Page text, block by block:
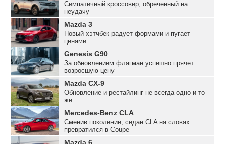
Симпатичный кроссовер, обреченный на
неудачу
Mazda 3
Новый хэтчбек радует формами и пугает
ценами
Genesis G90
За обновлением флагман успешно прячет
возросшую цену
Mazda CX-9
Обновление и рестайлинг не всегда одно и то
же
Mercedes-Benz CLA
Сменив поколение, седан CLA на словах
превратился в Coupe